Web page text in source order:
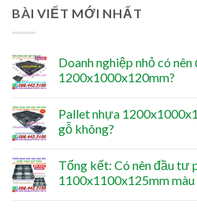
BÀI VIẾT MỚI NHẤT
Doanh nghiệp nhỏ có
1200x1000x120mm?
Pallet nhựa
gỗ không?
Tổng kết: Có nên đầu tư
1100x1100x125mm màu